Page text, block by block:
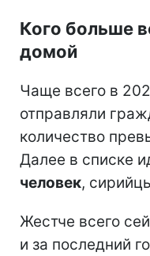
Кого больше
домой
Чаще всего в
отправляли
количество
Далее в списке
человек,
Жестче всего
и за последний